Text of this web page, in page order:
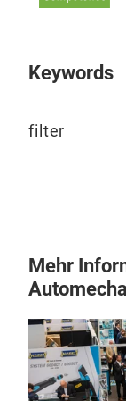
Keywords
filter
Mehr